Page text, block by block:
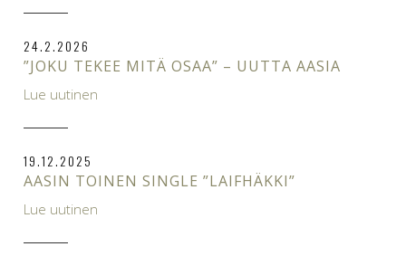
24.2.2026
”JOKU TEKEE MITÄ OSAA” – UUTTA AASIA
Lue uutinen
19.12.2025
AASIN TOINEN SINGLE ”LAIFHÄKKI”
Lue uutinen